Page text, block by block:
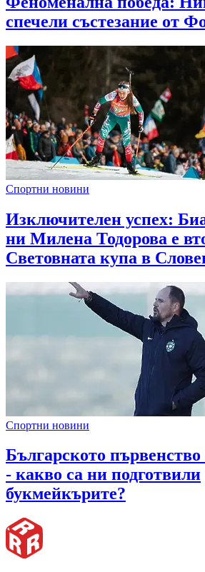
спечели състезание от
Спортни новини
Изключителен успех:
ни Милена Тодорова е
Световната купа в
Спортни новини
Българското първенство
- какво са ни подготвили
букмейкърите?